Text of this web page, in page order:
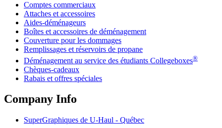
Comptes commerciaux
Attaches et accessoires
Aides-déménageurs
Boîtes et accessoires de déménagement
Couverture pour les dommages
Remplissages et réservoirs de propane
Déménagement au service des étudiants Collegeboxes®
Chèques-cadeaux
Rabais et offres spéciales
Company Info
SuperGraphiques de U-Haul - Québec